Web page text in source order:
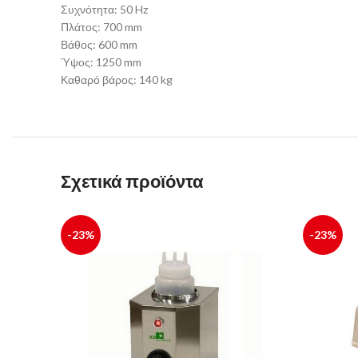
Συχνότητα: 50 Hz
Πλάτος: 700 mm
Βάθος: 600 mm
Ύψος: 1250 mm
Καθαρό βάρος: 140 kg
Σχετικά προϊόντα
-23% -23%